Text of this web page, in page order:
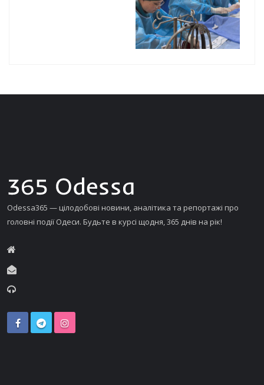
Odessa365 — цілодобові новини, аналітика та репортажі про
головні події Одеси. Будьте в курсі щодня, 365 днів на рік!